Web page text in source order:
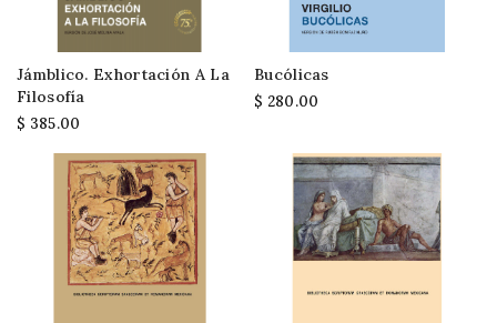
Jámblico. Exhortación A La
Filosofía
$ 385.00
Bucólicas
$ 280.00